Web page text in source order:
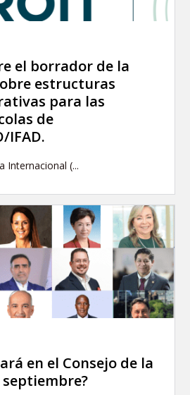
el borrador de la
estructuras
para las
de
IFAD.
Internacional (...
en el Consejo de la